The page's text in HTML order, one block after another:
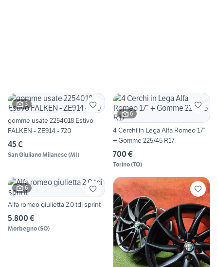
3
gomme usate 2254018 Estivo
FALKEN - ZE914 - 720
45 €
San Giuliano Milanese(MI)
6
4 Cerchi in Lega Alfa Romeo 17”
+ Gomme 225/45 R17
700 €
Torino(TO)
6
Alfa romeo giulietta 2.0 tdi sprint
5.800 €
Morbegno(SO)